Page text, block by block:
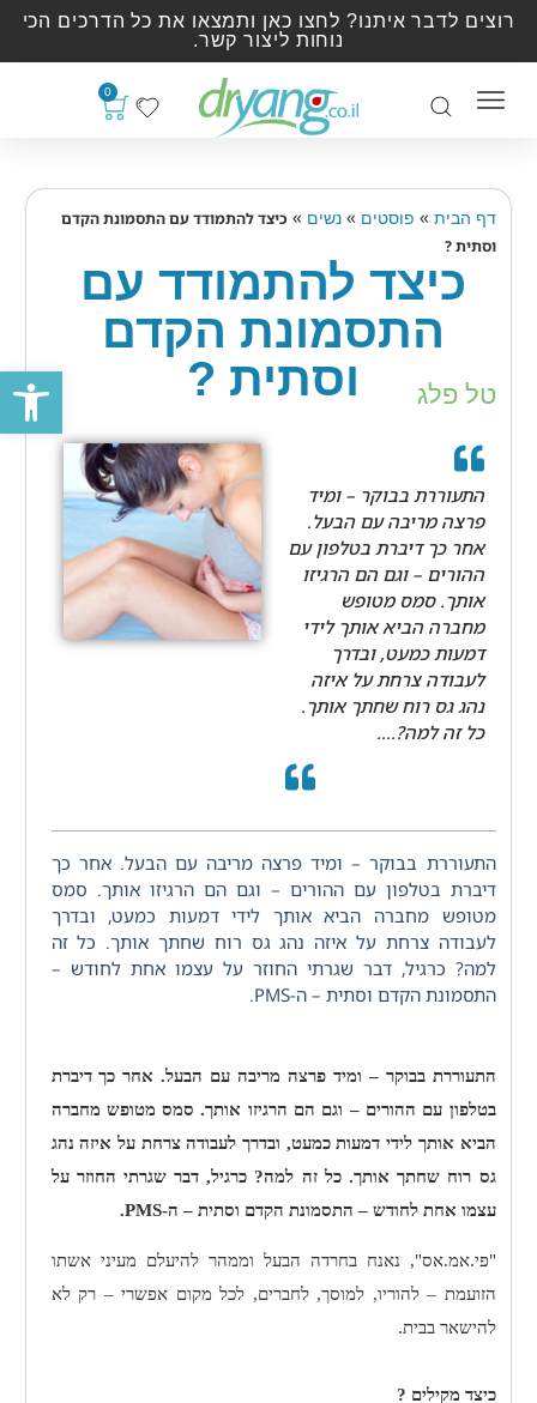
פתח
רוצים לדבר איתנו? לחצו כאן ותמצאו את כל הדרכים הכי
נוחות ליצור קשר.
0
דף הבית » פוסטים »נשים » כיצד להתמודד עם התסמונת הקדם
וסתית ?
כיצד להתמודד עם
התסמונת הקדם
וסתית ?
טל פלג
התעוררת בבוקר – ומיד
פרצה מריבה עם הבעל.
אחר כך דיברת בטלפון עם
ההורים – וגם הם הרגיזו
אותך. סמס מטופש
מחברה הביא אותך לידי
דמעות כמעט, ובדרך
לעבודה צרחת על איזה
נהג גס רוח שחתך אותך.
כל זה למה?....
התעוררת בבוקר – ומיד פרצה מריבה עם הבעל. אחר כך
דיברת בטלפון עם ההורים – וגם הם הרגיזו אותך. סמס
מטופש מחברה הביא אותך לידי דמעות כמעט, ובדרך
לעבודה צרחת על איזה נהג גס רוח שחתך אותך. כל זה
למה? כרגיל, דבר שגרתי החוזר על עצמו אחת לחודש –
התסמונת הקדם וסתית – ה-PMS.
התעוררת בבוקר – ומיד פרצה מריבה עם הבעל. אחר כך דיברת
בטלפון עם ההורים – וגם הם הרגיזו אותך. סמס מטופש מחברה
הביא אותך לידי דמעות כמעט, ובדרך לעבודה צרחת על איזה נהג
גס רוח שחתך אותך. כל זה למה? כרגיל, דבר שגרתי החוזר על
עצמו אחת לחודש – התסמונת הקדם וסתית – ה-PMS
.
"פי.אמ.אס", נאנח בחרדה הבעל וממהר להיעלם מעיני אשתו
הזועמת – להוריו, למוסך, לחברים, לכל מקום אפשרי – רק לא
להישאר בבית.
כיצד מקילים ?